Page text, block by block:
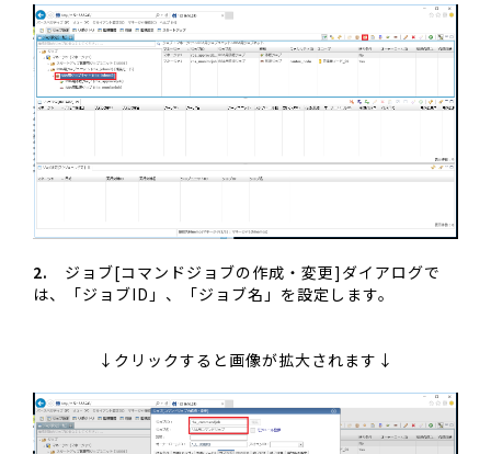
2. ジョブ[コマンドジョブの作成・変更]ダイアログで
は、「ジョブID」、「ジョブ名」を設定します。
↓クリックすると画像が拡大されます↓